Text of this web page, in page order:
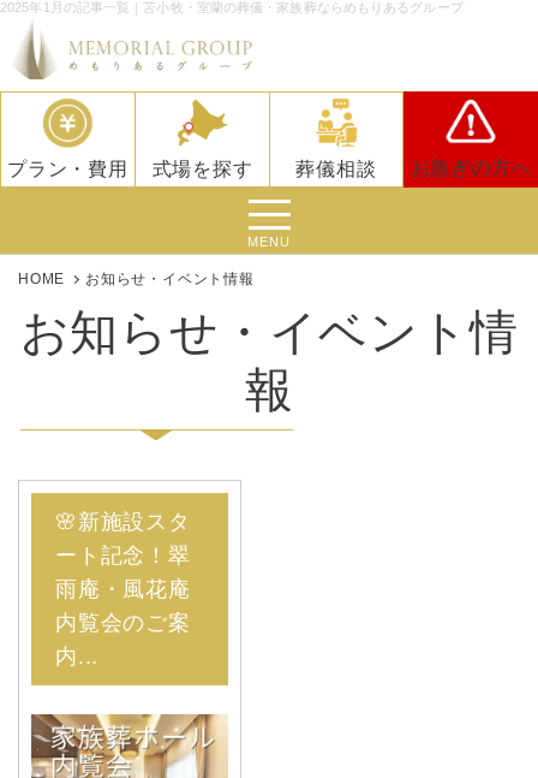
2025年1月の記事一覧｜苫小牧・室蘭の葬儀・家族葬ならめもりあるグループ
プラン・費用 式場を探す 葬儀相談 お急ぎの方へ
MENU
HOME お知らせ・イベント情報
お知らせ・イベント情
報
🌸新施設スタ
ート記念！翠
雨庵・風花庵
内覧会のご案
内...